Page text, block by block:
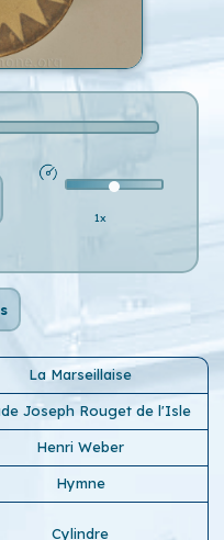
1x
La Marseillaise
Joseph Rouget de l'Isle
Henri Weber
Hymne
Cylindre